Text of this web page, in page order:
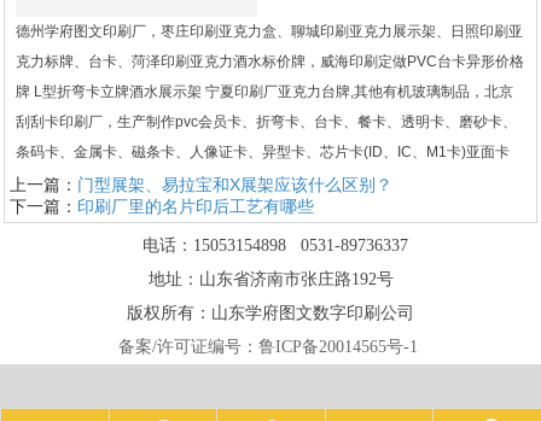
德州学府图文印刷厂，枣庄印刷亚克力盒、聊城印刷亚克力展示架、日照印刷亚
克力标牌、台卡、菏泽印刷亚克力酒水标价牌，威海印刷定做PVC台卡异形价格
牌 L型折弯卡立牌酒水展示架 宁夏印刷厂亚克力台牌,其他有机玻璃制品，北京
刮刮卡印刷厂，生产制作pvc会员卡、折弯卡、台卡、餐卡、透明卡、磨砂卡、
条码卡、金属卡、磁条卡、人像证卡、异型卡、芯片卡(ID、IC、M1卡)亚面卡
上一篇： 门型展架、易拉宝和X展架应该什么区别？
下一篇： 印刷厂里的名片印后工艺有哪些
电话：15053154898 0531-89736337
地址：山东省济南市张庄路192号
版权所有：山东学府图文数字印刷公司
备案/许可证编号： 鲁ICP备20014565号-1